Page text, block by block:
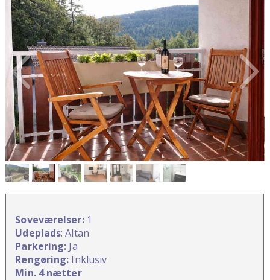
Soveværelser:1
Udeplads: Altan
Parkering: Ja
Rengøring: Inklusiv
Min. 4 nætter